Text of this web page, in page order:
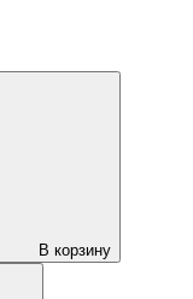
В корзину